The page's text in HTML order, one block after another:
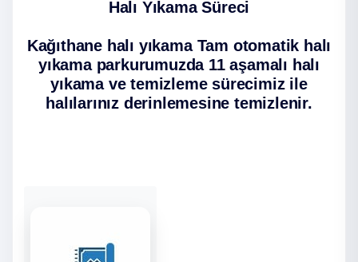
Halı Yıkama Süreci
Kağıthane halı yıkama Tam otomatik halı
yıkama parkurumuzda 11 aşamalı halı
yıkama ve temizleme sürecimiz ile
halılarınız derinlemesine temizlenir.